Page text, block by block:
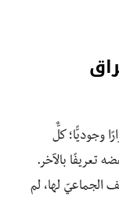
وجوديًّا؛ كلٌّ
تعريفًا بالآخر.
الجماعيّ لها، لم